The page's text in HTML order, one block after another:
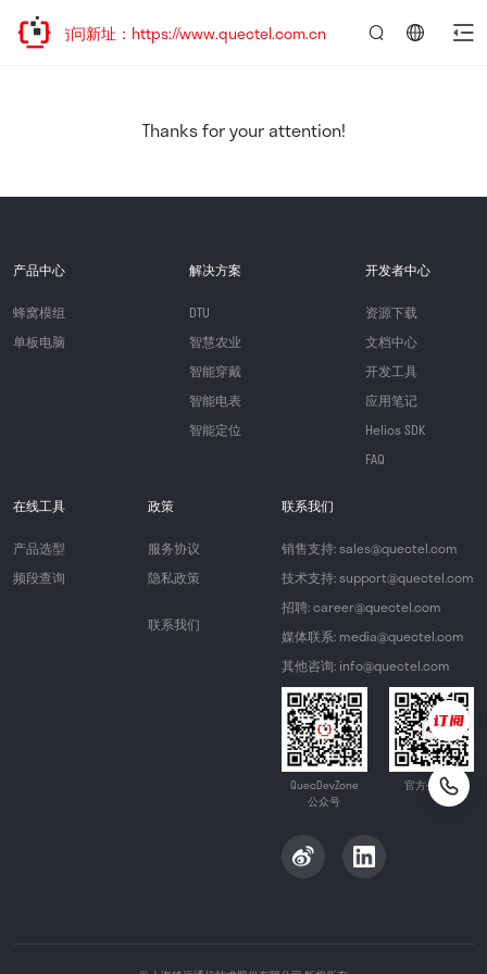
，欢迎访问新址：https://www.quectel.com.cn
Thanks for your attention!
产品中心
蜂窝模组
单板电脑
解决方案
DTU
智慧农业
智能穿戴
智能电表
智能定位
开发者中心
资源下载
文档中心
开发工具
应用笔记
Helios SDK
FAQ
在线工具
产品选型
频段查询
政策
服务协议
隐私政策
联系我们
联系我们
销售支持: sales@quectel.com
技术支持: support@quectel.com
招聘: career@quectel.com
媒体联系: media@quectel.com
其他咨询: info@quectel.com
QuecDevZone
公众号
官方公众号